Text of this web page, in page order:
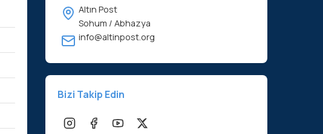
Altın Post
Sohum / Abhazya
info@altinpost.org
Bizi Takip Edin